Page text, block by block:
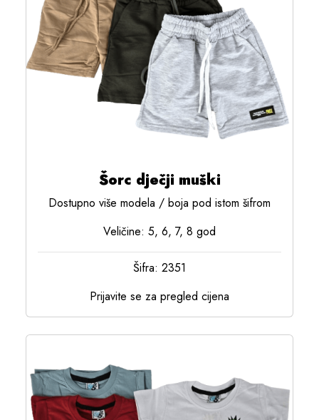
Šorc dječji muški
Dostupno više modela / boja pod istom šifrom
Veličine: 5, 6, 7, 8 god
Šifra: 2351
Prijavite se za pregled cijena